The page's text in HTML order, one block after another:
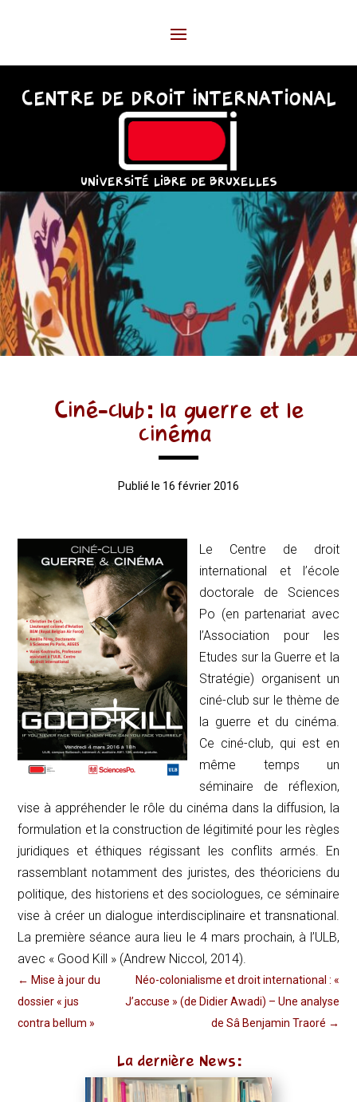
CENTRE DE DROIT INTERNATIONAL
UNIVERSITÉ LIBRE DE BRUXELLES
Ciné-club: la guerre et le
cinéma
Publié le 16 février 2016
Le Centre de droit
international et l’école
doctorale de Sciences
Po (en partenariat avec
l’Association pour les
Etudes sur la Guerre et la
Stratégie) organisent un
ciné-club sur le thème de
la guerre et du cinéma.
Ce ciné-club, qui est en
même temps un
séminaire de réflexion,
vise à appréhender le rôle du cinéma dans la diffusion, la
formulation et la construction de légitimité pour les règles
juridiques et éthiques régissant les conflits armés. En
rassemblant notamment des juristes, des théoriciens du
politique, des historiens et des sociologues, ce séminaire
vise à créer un dialogue interdisciplinaire et transnational.
La première séance aura lieu le 4 mars prochain, à l’ULB,
avec « Good Kill » (Andrew Niccol, 2014).
← Mise à jour du
dossier « jus
contra bellum »
Néo-colonialisme et droit international : «
J’accuse » (de Didier Awadi) – Une analyse
de Sâ Benjamin Traoré →
La dernière News: